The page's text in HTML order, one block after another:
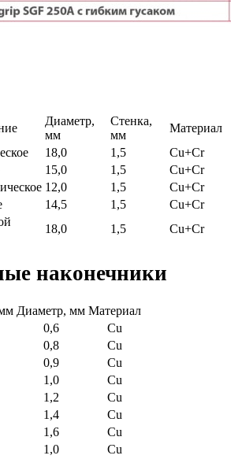
Диаметр,
мм
Стенка,
мм
Материал
18,0 1,5
Cu+Cr
15,0 1,5
Cu+Cr
12,0 1,5
Cu+Cr
14,5 1,5
Cu+Cr
18,0 1,5 Cu+Cr
наконечники
Диаметр, мм Материал
0,6
Cu
0,8
Cu
0,9
Cu
1,0
Cu
1,2
Cu
1,4
Cu
1,6
Cu
1,0
Cu